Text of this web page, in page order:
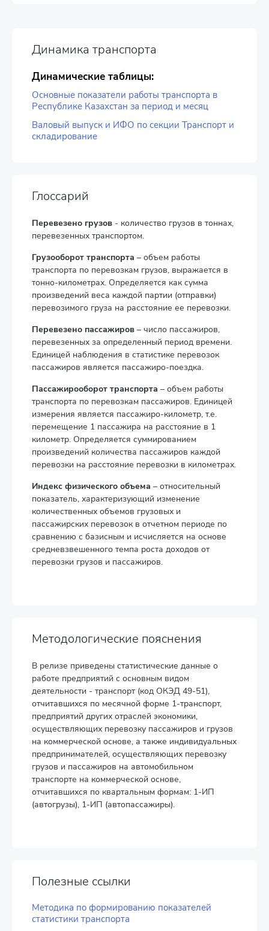
Динамика транспорта
Динамические таблицы:
Основные показатели работы транспорта в
Республике Казахстан за период и месяц
Валовый выпуск и ИФО по секции Транспорт и
складирование
Глоссарий
Перевезено грузов - количество грузов в тоннах,
перевезенных транспортом.
Грузооборот транспорта – объем работы
транспорта по перевозкам грузов, выражается в
тонно-километрах. Определяется как сумма
произведений веса каждой партии (отправки)
перевозимого груза на расстояние ее перевозки.
Перевезено пассажиров – число пассажиров,
перевезенных за определенный период времени.
Единицей наблюдения в статистике перевозок
пассажиров является пассажиро-поездка.
Пассажирооборот транспорта – объем работы
транспорта по перевозкам пассажиров. Единицей
измерения является пассажиро-километр, т.е.
перемещение 1 пассажира на расстояние в 1
километр. Определяется суммированием
произведений количества пассажиров каждой
перевозки на расстояние перевозки в километрах.
Индекс физического объема – относительный
показатель, характеризующий изменение
количественных объемов грузовых и
пассажирских перевозок в отчетном периоде по
сравнению с базисным и исчисляется на основе
средневзвешенного темпа роста доходов от
перевозки грузов и пассажиров.
Методологические пояснения
В релизе приведены статистические данные о
работе предприятий с основным видом
деятельности - транспорт (код ОКЭД 49-51),
отчитавшихся по месячной форме 1-транспорт,
предприятий других отраслей экономики,
осуществляющих перевозку пассажиров и грузов
на коммерческой основе, а также индивидуальных
предпринимателей, осуществляющих перевозку
грузов и пассажиров на автомобильном
транспорте на коммерческой основе,
отчитавшихся по квартальным формам: 1-ИП
(автогрузы), 1-ИП (автопассажиры).
Полезные ссылки
Методика по формированию показателей
статистики транспорта